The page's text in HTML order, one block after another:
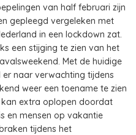
van half februari zijn
gepleegd vergeleken met
in een lockdown zat.
een stijging te zien van het
Met de huidige
naar verwachting tijdens
weer een toename te zien
extra oplopen doordat
en mensen op vakantie
tijdens het